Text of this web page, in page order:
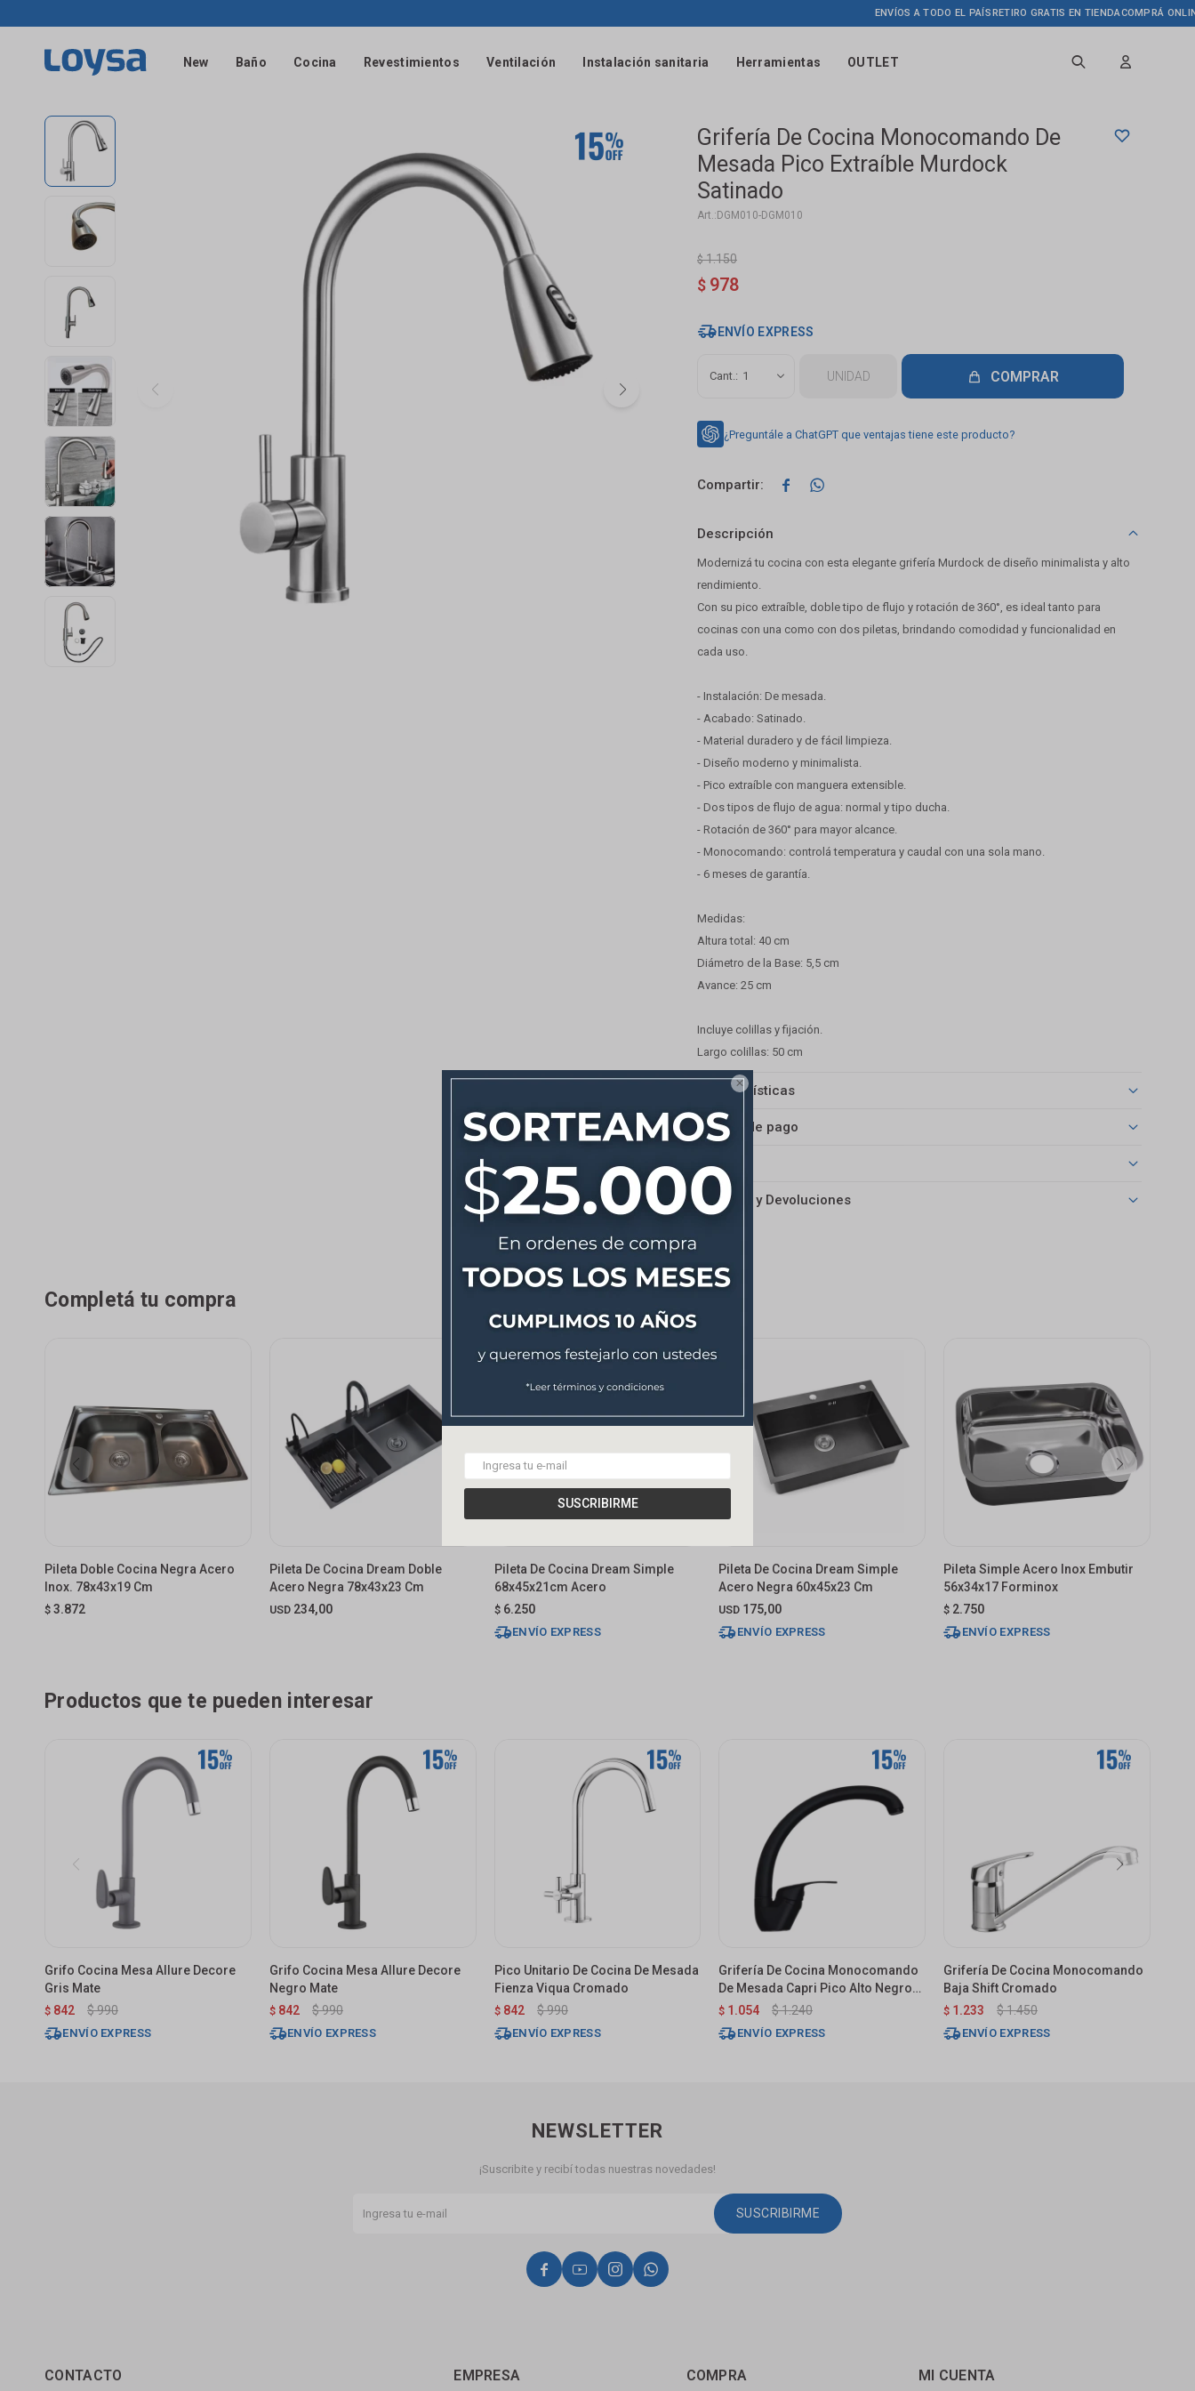

SUSCRIBIRME
New Baño Cocina Revestimientos Ventilación Instalación sanitaria Herramientas OUTLET
ENVÍOS A TODO EL PAÍSRETIRO GRATIS EN TIENDACOMPRÁ ONLINE
Grifería De Cocina Monocomando De
Mesada Pico Extraíble Murdock
Satinado
DGM010-DGM010
$ 978
$ 1.150
ENVÍO EXPRESS
1 UNIDAD COMPRAR
¿Preguntále a ChatGPT que ventajas tiene este producto?
 
Descripción
Modernizá tu cocina con esta elegante grifería Murdock de diseño minimalista y alto
rendimiento.
Con su pico extraíble, doble tipo de flujo y rotación de 360°, es ideal tanto para
cocinas con una como con dos piletas, brindando comodidad y funcionalidad en
cada uso.
- Instalación: De mesada.
- Acabado: Satinado.
- Material duradero y de fácil limpieza.
- Diseño moderno y minimalista.
- Pico extraíble con manguera extensible.
- Dos tipos de flujo de agua: normal y tipo ducha.
- Rotación de 360° para mayor alcance.
- Monocomando: controlá temperatura y caudal con una sola mano.
- 6 meses de garantía.
Medidas:
Altura total: 40 cm
Diámetro de la Base: 5,5 cm
Avance: 25 cm
Incluye colillas y fijación.
Largo colillas: 50 cm
Características
Medios de pago
Envíos
Cambios y Devoluciones
Completá tu compra
Pileta Doble Cocina Negra Acero
Inox. 78x43x19 Cm
$ 3.872
Pileta De Cocina Dream Doble
Acero Negra 78x43x23 Cm
USD 234,00
Pileta De Cocina Dream Simple
68x45x21cm Acero
$ 6.250
ENVÍO EXPRESS
Pileta De Cocina Dream Simple
Acero Negra 60x45x23 Cm
USD 175,00
ENVÍO EXPRESS
Pileta Simple Acero Inox Embutir
56x34x17 Forminox
$ 2.750
ENVÍO EXPRESS
Productos que te pueden interesar
Grifo Cocina Mesa Allure Decore
Gris Mate
$ 842 $990
ENVÍO EXPRESS
Grifo Cocina Mesa Allure Decore
Negro Mate
$ 842 $990
ENVÍO EXPRESS
Pico Unitario De Cocina De Mesada
Fienza Viqua Cromado
$ 842 $990
ENVÍO EXPRESS
Grifería De Cocina Monocomando
De Mesada Capri Pico Alto Negro
Mate
$ 1.054 $1.240
ENVÍO EXPRESS
Grifería De Cocina Monocomando
Baja Shift Cromado
$ 1.233 $1.450
ENVÍO EXPRESS
CONTACTO EMPRESA COMPRA MI CUENTA
NEWSLETTER
¡Suscribite y recibí todas nuestras novedades!
SUSCRIBIRME
   